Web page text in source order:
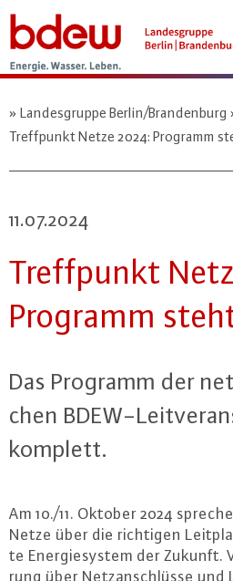
Landesgruppe Berlin/Brandenburg
Treffpunkt Netze 2024: Programm
11.07.2024
Treff­punkt
Programm
Das Programm der
chen BDEW-
komplett.
Am 10./11. Oktober 2024
Netze über die richtigen
te En­er­gie­sys­tem der Zukunft.
rung über Netz­an­schlüs­se und